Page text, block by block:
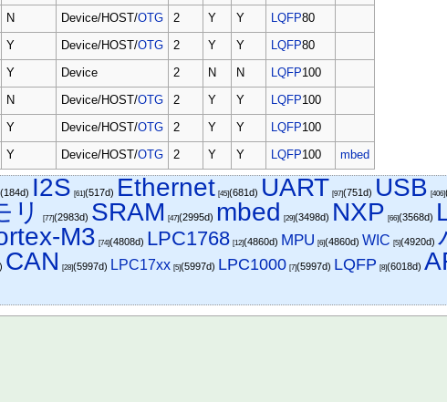
N Device/HOST/OTG 2 Y Y LQFP80
Y Device/HOST/OTG 2 Y Y LQFP80
Y Device 2 N N LQFP100
N Device/HOST/OTG 2 Y Y LQFP100
Y Device/HOST/OTG 2 Y Y LQFP100
Y Device/HOST/OTG 2 Y Y LQFP100 mbed
(184d) I2S [61](517d) Ethernet [45](681d) UART [97](751d) USB [406]
リ [77](2983d) SRAM [47](2995d) mbed [29](3498d) NXP [66](3568d)
M3 [74](4808d) LPC1768 [12](4860d) MPU [6](4860d) WIC [5](4920d)
CAN [28](5997d) LPC17xx [5](5997d) LPC1000 [7](5997d) LQFP [8](6018d)